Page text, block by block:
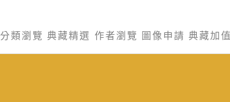
分類瀏覽 典藏精選 作者瀏覽 圖像申請 典藏加值